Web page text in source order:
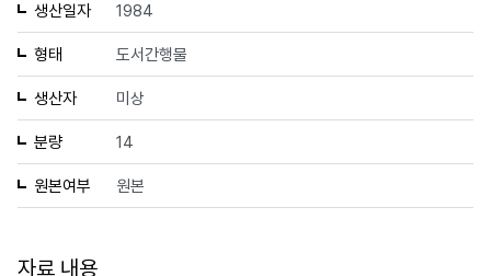
생산일자 1984
형태 도서간행물
생산자 미상
분량 14
원본여부 원본
자료 내용